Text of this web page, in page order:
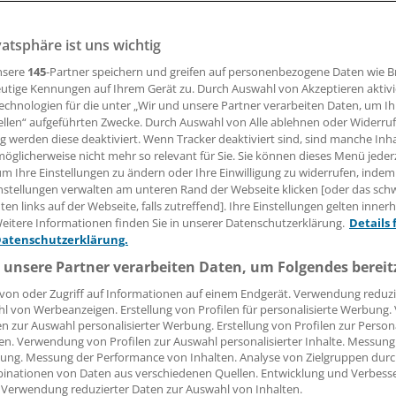
Wülfing hat über zehn Jahre eine onkologische
in den unbezahlten Urlaub zwang. Jetzt ist sie
Leserin, lieber Leser,
Beitrag können Sie lesen, sobald Sie sich eingeloggt
Jetzt anmelden »
Kostenlos
vergessen?
ist mit wenigen Klicks erledigt und kostenlos.
des kostenlosen Login:
Analysen, Hintergründe und Infografiken
Interviews und Praxis-Tipps
ist uns wichtig
145-Partner speichern und greifen auf personenbezogene Daten wie
Kennungen auf Ihrem Gerät zu. Durch Auswahl von Akzeptieren
für die unter „Wir und unsere Partner verarbeiten Daten, um
aufgeführten Zwecke. Durch Auswahl von Alle ablehnen oder
werden diese deaktiviert. Wenn Tracker deaktiviert sind, sind manche
nicht mehr so relevant für Sie. Sie können dieses Menü
Ihre Einstellungen zu ändern oder Ihre Einwilligung zu widerrufen, indem
verwalten am unteren Rand der Webseite klicken [oder das
links auf der Webseite, falls zutreffend]. Ihre Einstellungen gelten
Informationen finden Sie in unserer Datenschutzerklärung. Details
Partner verarbeiten Daten, um Folgendes
oder Zugriff auf Informationen auf einem Endgerät. Verwendung
von Werbeanzeigen. Erstellung von Profilen für personalisierte
zur Auswahl personalisierter Werbung. Erstellung von Profilen zur
Verwendung von Profilen zur Auswahl personalisierter Inhalte.
Messung der Performance von Inhalten. Analyse von Zielgruppen
von Daten aus verschiedenen Quellen. Entwicklung und
reduzierter Daten zur Auswahl von Inhalten.